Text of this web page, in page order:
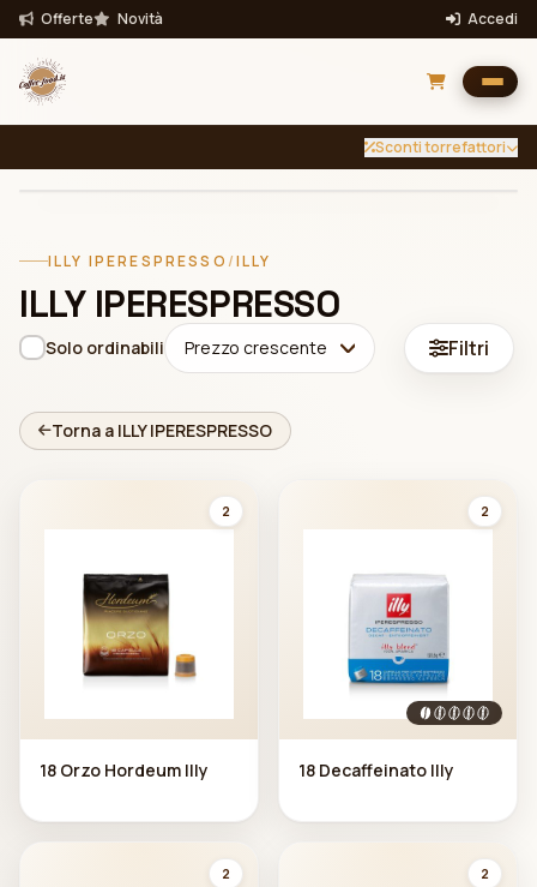
Offerte Novità Accedi
Sconti torrefattori
Bevande Filtra
ILLY IPERESPRESSO /ILLY
ILLY IPERESPRESSO
Solo ordinabili Prezzo crescente Filtri
Torna a ILLY IPERESPRESSO
2
18 Orzo Hordeum Illy
2
18 Decaffeinato Illy
2 2